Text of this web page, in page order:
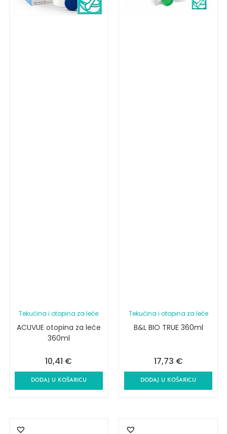
Tekućina i otopina za leće
ACUVUE otopina za leće
360ml
10,41 €
DODAJ U KOŠARICU
Tekućina i otopina za leće
B&L BIO TRUE 360ml
17,73 €
DODAJ U KOŠARICU